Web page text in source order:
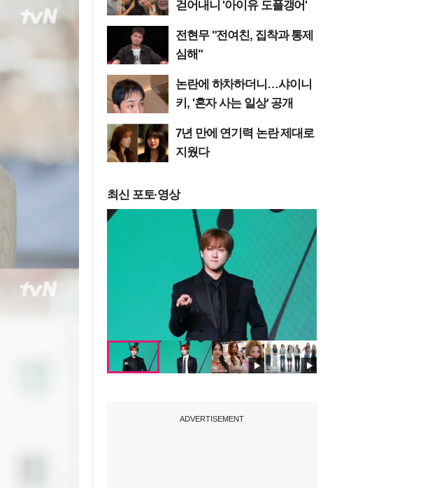
걷어내니 '아이유 도플갱어'
전현무 "전여친, 집착과 통제
심해"
논란에 하차하더니…샤이니
키, '혼자 사는 일상' 공개
7년 만에 연기력 논란 제대로
지웠다
최신 포토·영상
ADVERTISEMENT